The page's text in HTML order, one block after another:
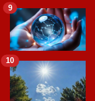
9
10